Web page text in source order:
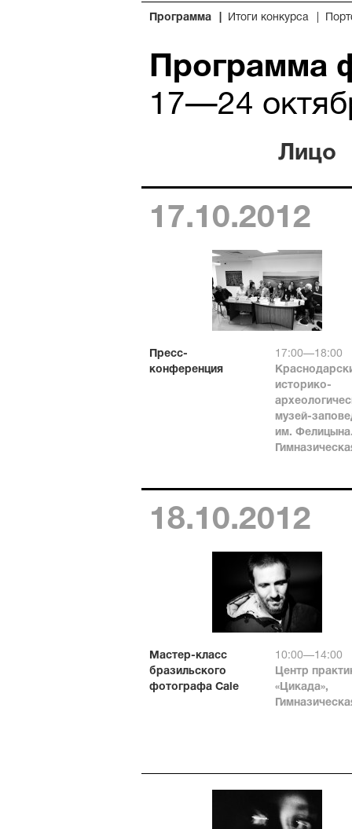
Программа Итоги конкурса
Программа
17—24
Лицо
17.10.2012
Пресс-
конференция
17:00—18:00
историко-
музей-
им.
18.10.2012
Мастер-класс
бразильского
фотографа Cale
10:00—14:00
Центр
«Цикада»,